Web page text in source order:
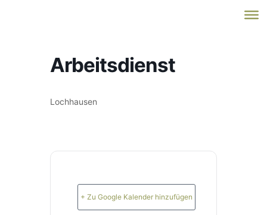
Arbeitsdienst
Lochhausen
+ Zu Google Kalender hinzufügen